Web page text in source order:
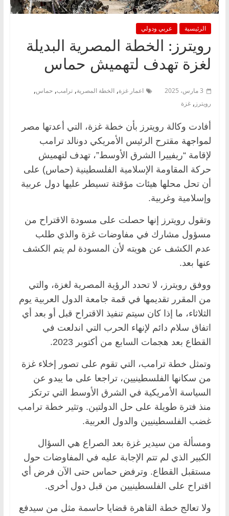
الرئيسية عربي ودولي
رويترز: الخطة المصرية البديلة
لغزة تهدف لتهميش حماس
3 مارس، 2025 اعمار غزة, الخطة المصرية, ترامب, حماس,
رويترز , غزة
أفادت وكالة رويترز بأن خطة غزة، التي أعدتها مصر
لمواجهة مقترح الرئيس الأمريكي دونالد ترامب
لإقامة “ريفييرا الشرق الأوسط”، تهدف لتهميش
حركة المقاومة الإسلامية الفلسطينية (حماس) على
أن تحل محلها هيئات مؤقتة تسيطر عليها دول عربية
وإسلامية وغربية.
وتقول رويترز إنها حصلت على مسودة الاقتراح من
مسؤول مشارك في مفاوضات غزة والذي طلب
عدم الكشف عن هويته لأن المسودة لم يتم الكشف
عنها بعد.
ووفق رويترز، لا تحدد الرؤية المصرية لغزة، والتي
من المقرر تقديمها في قمة جامعة الدول العربية يوم
الثلاثاء، ما إذا كان سيتم تنفيذ الاقتراح قبل أو بعد أي
اتفاق سلام دائم لإنهاء الحرب التي اندلعت في
القطاع بعد هجمات السابع من أكتوبر 2023.
وتمثل خطة ترامب، التي تقوم على تصور إخلاء غزة
من سكانها الفلسطينيين، تراجعا على ما يبدو عن
السياسة الأمريكية في الشرق الأوسط التي ترتكز
منذ فترة طويلة على حل الدولتين. وتثير خطة ترامب
غضب الفلسطينيين والدول العربية.
ومسألة من سيدير غزة بعد الصراع هي السؤال
الكبير الذي لم تتم الإجابة عليه في المفاوضات حول
مستقبل القطاع. وترفض حماس حتى الآن فرض أي
اقتراح على الفلسطينيين من قبل دول أخرى.
ولا تعالج خطة القاهرة قضايا حاسمة مثل من سيدفع